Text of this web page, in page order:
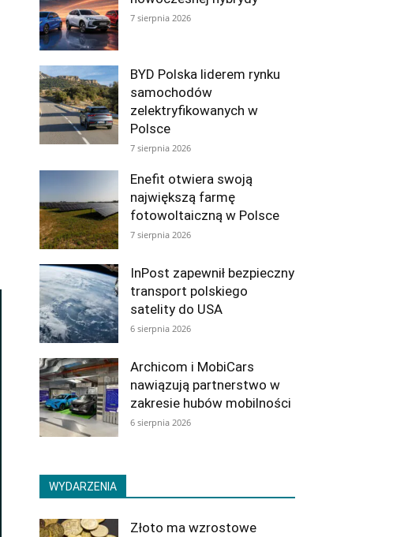
7 sierpnia 2026
BYD Polska liderem rynku
samochodów
zelektryfikowanych w
Polsce
7 sierpnia 2026
Enefit otwiera swoją
największą farmę
fotowoltaiczną w Polsce
7 sierpnia 2026
InPost zapewnił bezpieczny
transport polskiego
satelity do USA
6 sierpnia 2026
Archicom i MobiCars
nawiązują partnerstwo w
zakresie hubów mobilności
6 sierpnia 2026
WYDARZENIA
Złoto ma wzrostowe